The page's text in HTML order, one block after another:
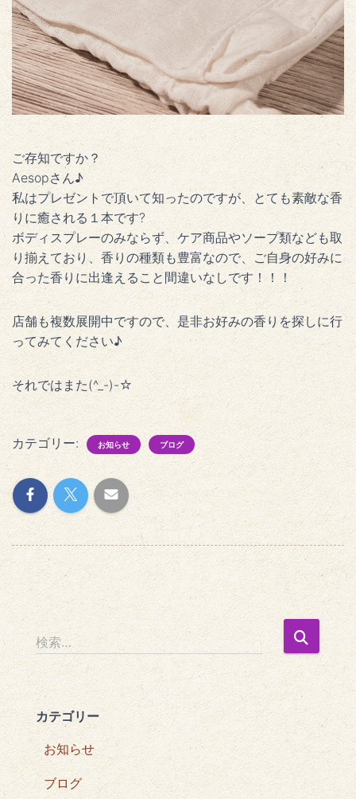
ご存知ですか？
Aesopさん♪
私はプレゼントで頂いて知ったのですが、とても素敵な香
りに癒される１本です?
ボディスプレーのみならず、ケア商品やソープ類なども取
り揃えており、香りの種類も豊富なので、ご自身の好みに
合った香りに出逢えること間違いなしです！！！
店舗も複数展開中ですので、是非お好みの香りを探しに行
ってみてください♪
それではまた(^_-)-☆
カテゴリー: お知らせ ブログ
検
索
:
検索…
カテゴリー
お知らせ
ブログ